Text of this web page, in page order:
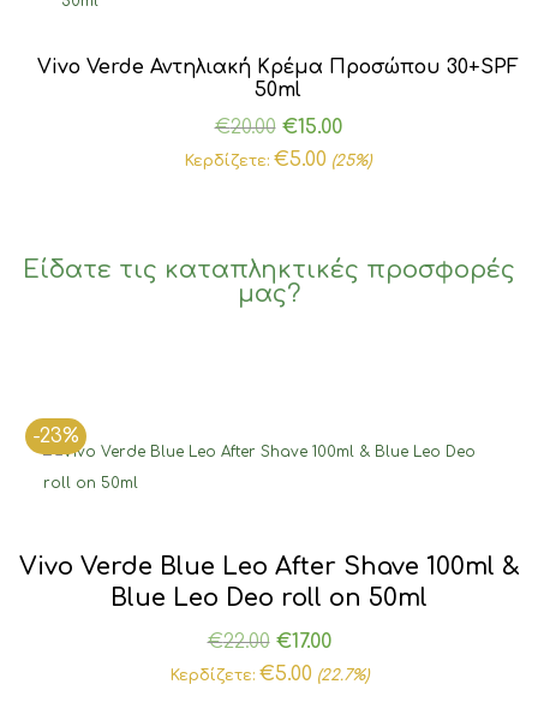
Vivo Verde Αντηλιακή Κρέμα Προσώπου 30+SPF
50ml
€20.00 Original
price
€15.00Η
τρέχουσα
Κερδίζετε: €5.00 (25%)
Είδατε τις καταπληκτικές προσφορές
μας?
-23%
Vivo Verde Blue Leo After Shave 100ml &
Blue Leo Deo roll on 50ml
€22.00 Original
price
€17.00Η
τρέχουσα
Κερδίζετε: €5.00 (22.7%)